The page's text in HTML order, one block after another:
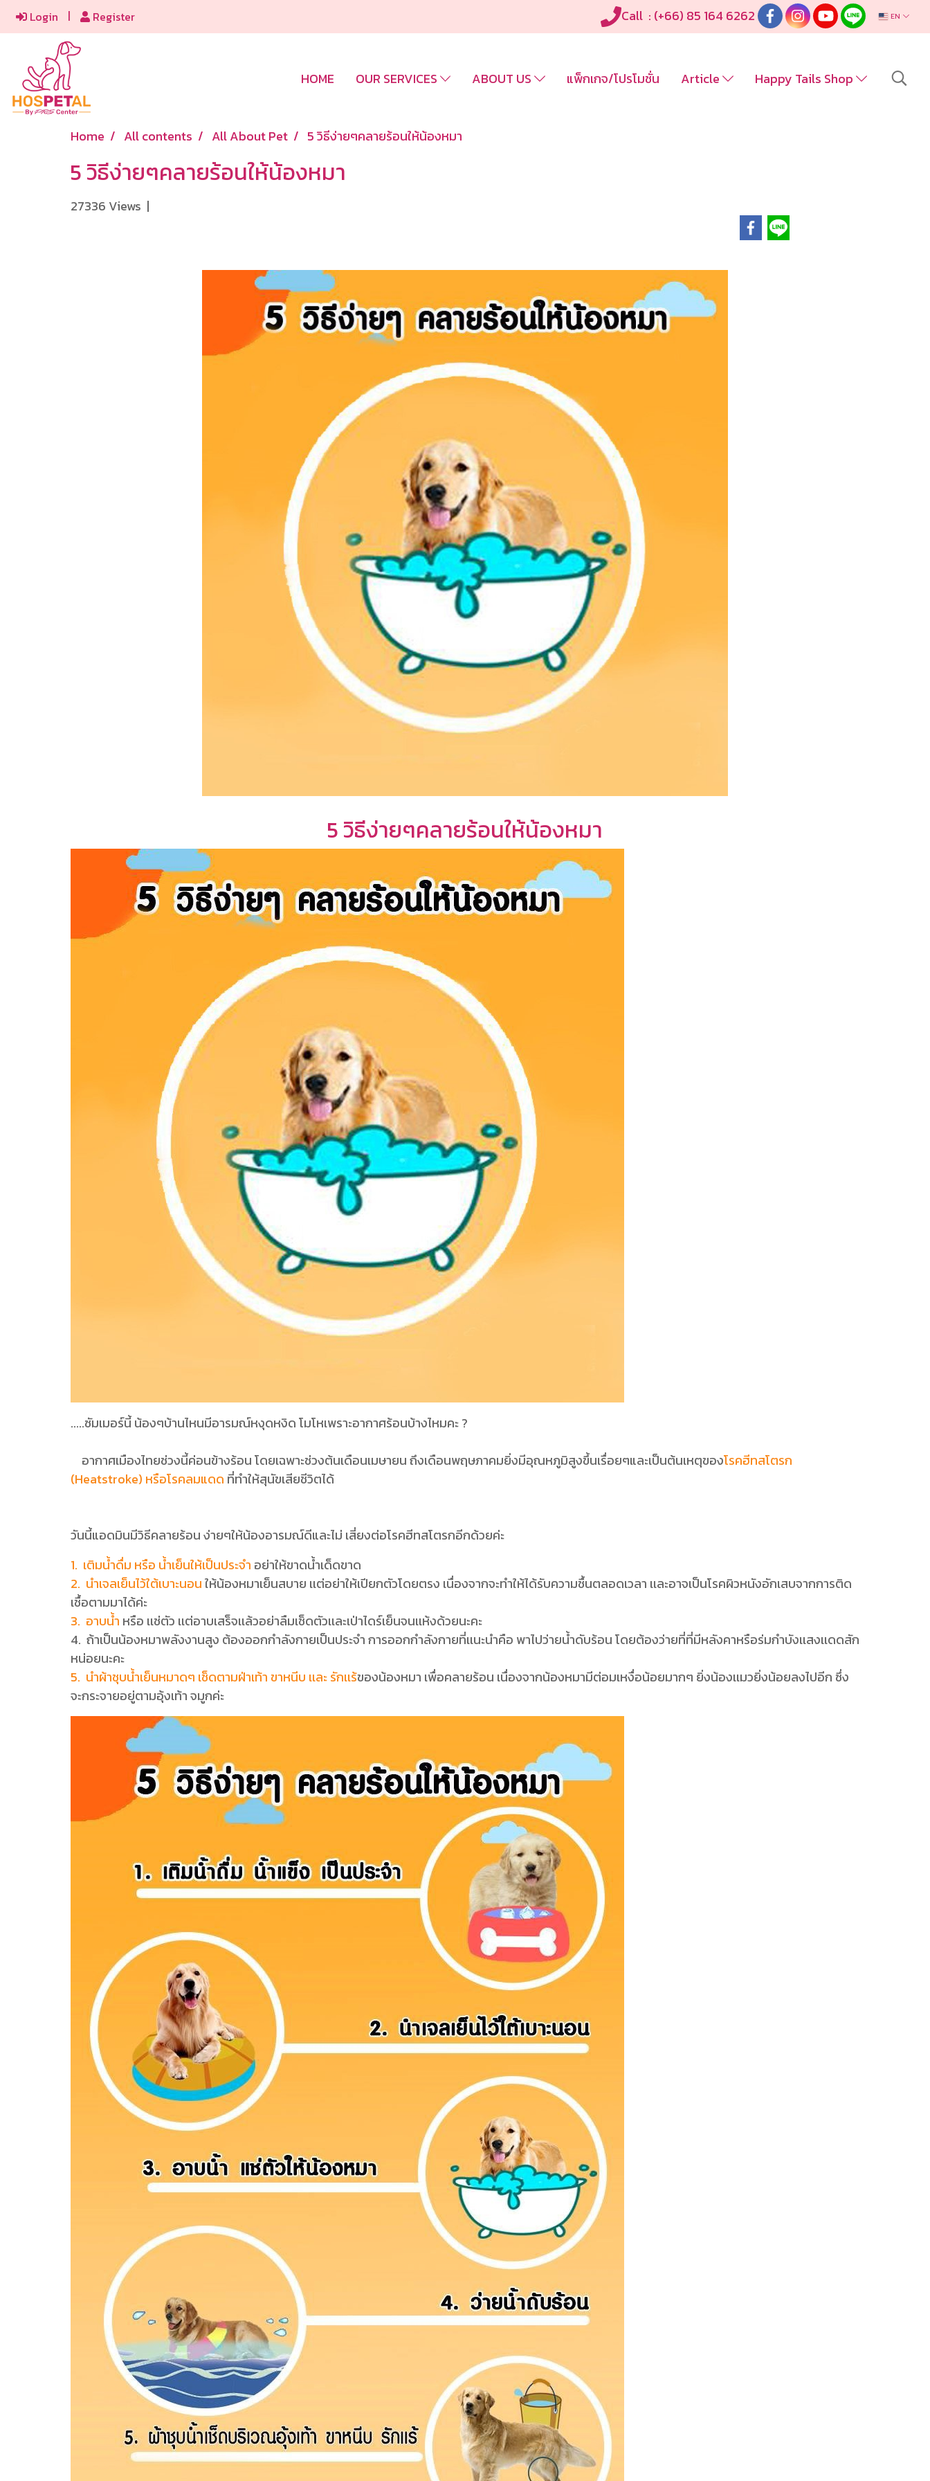
Login Register Call : (+66) 85 164 6262 EN
HOME OUR SERVICES ABOUT US แพ็กเกจ/โปรโมชั่น Article Happy Tails Shop
Home All contents All About Pet 5 วิธีง่ายๆคลายร้อนให้น้องหมา
5 วิธีง่ายๆคลายร้อนให้น้องหมา
27336 Views |
5 วิธีง่ายๆคลายร้อนให้น้องหมา
.....ซัมเมอร์นี้ น้องๆบ้านไหนมีอารมณ์หงุดหงิด โมโหเพราะอากาศร้อนบ้างไหมคะ ?
อากาศเมืองไทยช่วงนี้ค่อนข้างร้อน โดยเฉพาะช่วงต้นเดือนเมษายน ถึงเดือนพฤษภาคมยิ่งมีอุณหภูมิสูงขึ้นเรื่อยๆและเป็นต้นเหตุของโรคฮีทสโตรก
(Heatstroke) หรือโรคลมแดด ที่ทำให้สุนัขเสียชีวิตได้
วันนี้แอดมินมีวิธีคลายร้อน ง่ายๆให้น้องอารมณ์ดีและไม่ เสี่ยงต่อโรคฮีทสโตรกอีกด้วยค่ะ
1. เติมน้ำดื่ม หรือ น้ำเย็นให้เป็นประจำ อย่าให้ขาดน้ำเด็ดขาด
2. นำเจลเย็นไว้ใต้เบาะนอนให้น้องหมาเย็นสบาย เเต่อย่าให้เปียกตัวโดยตรง เนื่องจากจะทำให้ได้รับความชื้นตลอดเวลา เเละอาจเป็นโรคผิวหนังอักเสบจากการติด
เชื้อตามมาได้ค่ะ
3. อาบน้ำ หรือ เเช่ตัว เเต่อาบเสร็จเเล้วอย่าลืมเช็ดตัวเเละเป่าไดร์เย็นจนเเห้งด้วยนะคะ
4. ถ้าเป็นน้องหมาพลังงานสูง ต้องออกกำลังกายเป็นประจำ การออกกำลังกายที่เเนะนำคือ พาไปว่ายน้ำดับร้อน โดยต้องว่ายที่ที่มีหลังคาหรือร่มกำบังเเสงเเดดสัก
หน่อยนะคะ
5. นำผ้าชุบน้ำเย็นหมาดๆ เช็ดตามฝ่าเท้า ขาหนีบ เเละ รักเเร้ของน้องหมา เพื่อคลายร้อน เนื่องจากน้องหมามีต่อมเหงื่อน้อยมากๆ ยิ่งน้องเเมวยิ่งน้อยลงไปอีก ซึ่ง
จะกระจายอยู่ตามอุ้งเท้า จมูกค่ะ